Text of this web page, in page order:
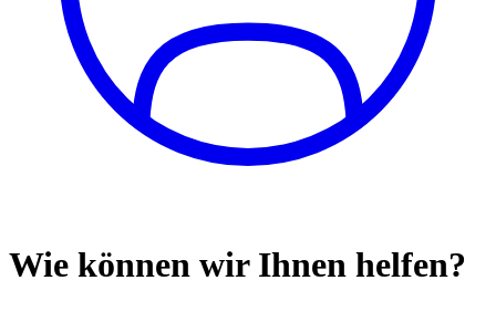
Wie können wir Ihnen helfen?